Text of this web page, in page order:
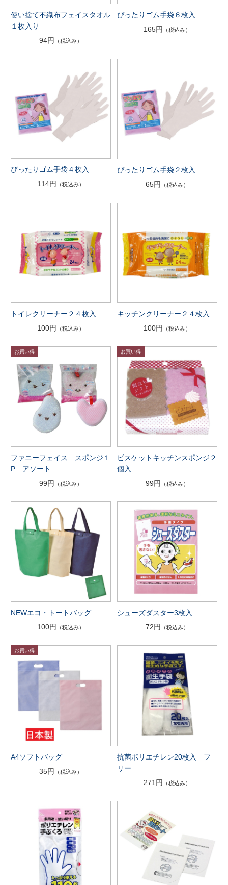
使い捨て不織布フェイスタオル
１枚入り
94円
（税込み）
ぴったりゴム手袋６枚入
165円
（税込み）
ぴったりゴム手袋４枚入
114円
（税込み）
ぴったりゴム手袋２枚入
65円
（税込み）
トイレクリーナー２４枚入
100円
（税込み）
キッチンクリーナー２４枚入
100円
（税込み）
ファニーフェイス スポンジ１
P アソート
99円
（税込み）
ビスケットキッチンスポンジ２
個入
99円
（税込み）
NEWエコ・トートバッグ
100円
（税込み）
シューズダスター3枚入
72円
（税込み）
A4ソフトバッグ
35円
（税込み）
抗菌ポリエチレン20枚入 フ
リー
271円
（税込み）